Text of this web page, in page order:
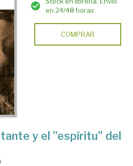
en 24/48 horas
COMPRAR
y el "espíritu" del